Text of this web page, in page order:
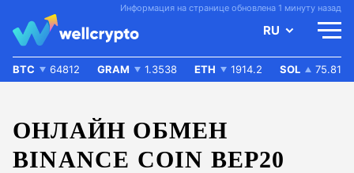
Информация на странице обновлена 1 минуту назад
RU
BTC 64812 GRAM 1.3538 ETH 1914.2 SOL 75.81
ОНЛАЙН ОБМЕН
BINANCE COIN BEP20